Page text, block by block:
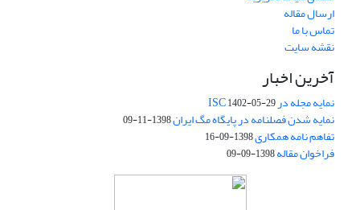
ارسال مقاله
تماس با ما
نقشه سایت
آخرین اخبار
نمایه مجله در ISC1402-05-29
نمایه شدن فصلنامه در پایگاه مگ ایران1398-11-09
تفاهم نامه همکاری1398-09-16
فراخوان مقاله1398-09-09